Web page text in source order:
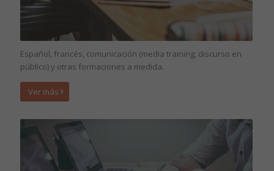
Español, francés, comunicación (media training, discurso en
público) y otras formaciones a medida.
Ver más